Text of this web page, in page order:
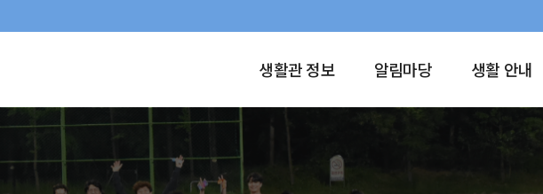
생활관 정보 알림마당 생활 안내